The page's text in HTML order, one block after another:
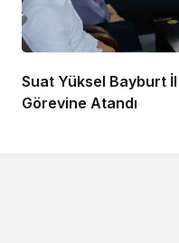
Suat Yüksel Bayburt
Görevine Atandı